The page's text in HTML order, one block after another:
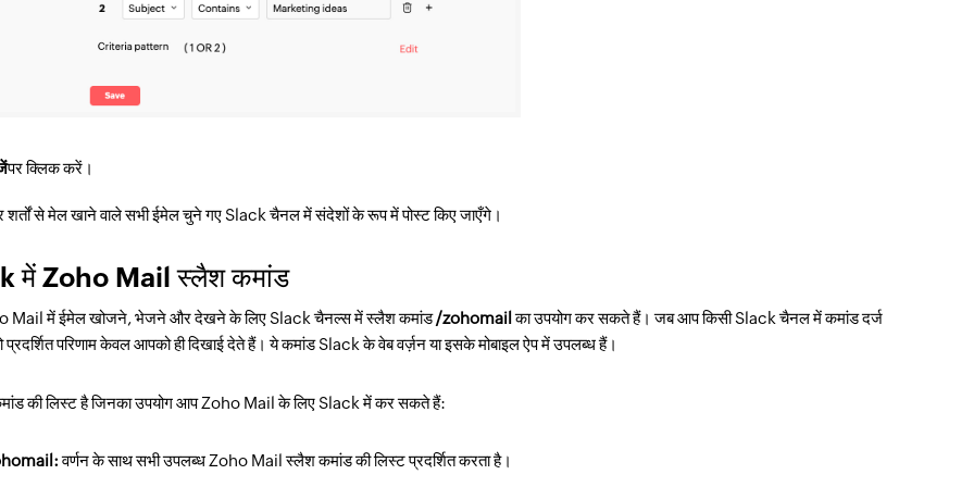
पर क्लिक करें।
शर्तों से मेल खाने वाले सभी ईमेल चुने गए Slack चैनल में संदेशों के रूप में पोस्ट किए जाएँगे।
में Zoho Mail स्लैश कमांड
Mail में ईमेल खोजने, भेजने और देखने के लिए Slack चैनल्स में स्लैश कमांड/zohomail का उपयोग कर सकते हैं। जब आप किसी Slack चैनल में कमांड दर्ज
प्रदर्शित परिणाम केवल आपको ही दिखाई देते हैं। ये कमांड Slack के वेब वर्ज़न या इसके मोबाइल ऐप में उपलब्ध हैं।
की लिस्ट है जिनका उपयोग आप Zoho Mail के लिए Slack में कर सकते हैं:
वर्णन के साथ सभी उपलब्ध Zoho Mail स्लैश कमांड की लिस्ट प्रदर्शित करता है।